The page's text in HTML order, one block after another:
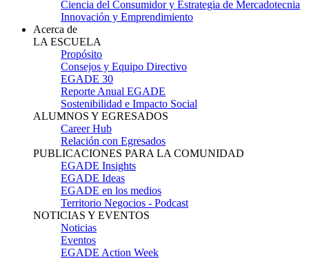
Ciencia del Consumidor y Estrategia de Mercadotecnia
Innovación y Emprendimiento
Acerca de
LA ESCUELA
Propósito
Consejos y Equipo Directivo
EGADE 30
Reporte Anual EGADE
Sostenibilidad e Impacto Social
ALUMNOS Y EGRESADOS
Career Hub
Relación con Egresados
PUBLICACIONES PARA LA COMUNIDAD
EGADE Insights
EGADE Ideas
EGADE en los medios
Territorio Negocios - Podcast
NOTICIAS Y EVENTOS
Noticias
Eventos
EGADE Action Week